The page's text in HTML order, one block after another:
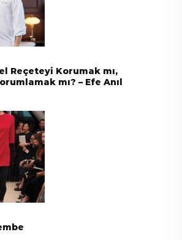
Reçeteyi Korumak mı,
mı? – Efe Anıl